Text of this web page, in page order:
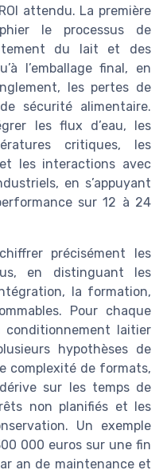
attendu. La première
le processus de
du lait et des
l’emballage final, en
les pertes de
sécurité alimentaire.
les flux d’eau, les
critiques, les
et les interactions avec
en s’appuyant
sur 12 à 24
précisément les
en distinguant les
la formation,
Pour chaque
conditionnement laitier
hypothèses de
complexité de formats,
sur les temps de
non planifiés et les
Un exemple
000 euros sur une fin
an de maintenance et